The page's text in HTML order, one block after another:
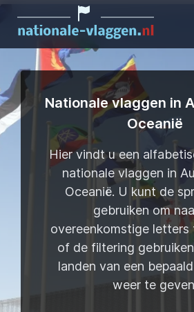
Nationale vlaggen in
Oceanië
Hier vindt u een
nationale vlaggen in
Oceanië. U kunt de
gebruiken om
overeenkomstige letters
of de filtering
landen van een
weer te